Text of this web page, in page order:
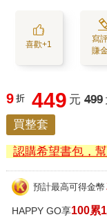
喜歡+1
寫
賺
9 折 449 元 499
買整套
認購希望書包，
預計最高可得金幣
HAPPY GO享100累